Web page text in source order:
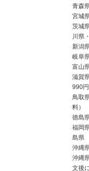
青森
宮城
茨城
川県
新潟
岐阜
富山
滋賀
990円
鳥取
料）
徳島
福岡
島県
沖縄
沖縄
文後